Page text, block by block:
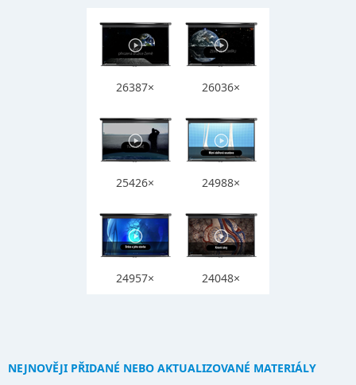
26387× 26036×
25426× 24988×
24957× 24048×
NEJNOVĚJI PŘIDANÉ NEBO AKTUALIZOVANÉ MATERIÁLY